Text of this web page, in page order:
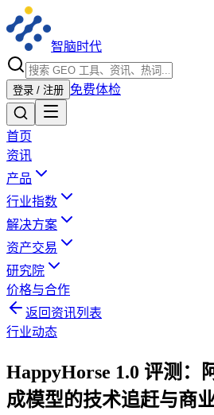
智脑时代
登录 / 注册 免费体检
首页
资讯
产品
行业指数
解决方案
资产交易
研究院
价格与合作
返回资讯列表
行业动态
HappyHorse 1.0 评测：
成模型的技术追赶与商